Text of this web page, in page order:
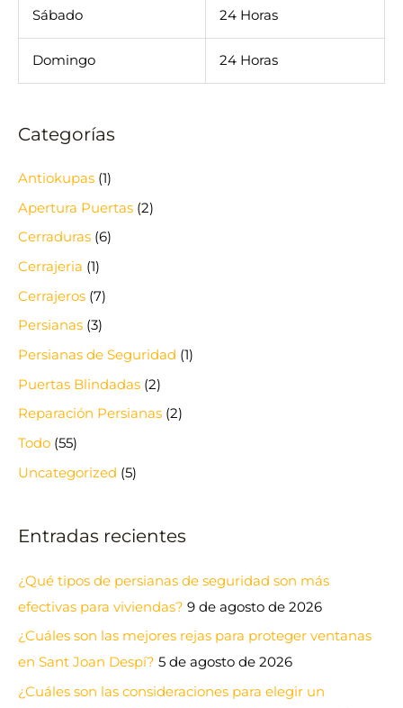
Sábado 24 Horas
Domingo 24 Horas
Categorías
Antiokupas (1)
Apertura Puertas (2)
Cerraduras (6)
Cerrajeria (1)
Cerrajeros (7)
Persianas (3)
Persianas de Seguridad (1)
Puertas Blindadas (2)
Reparación Persianas (2)
Todo (55)
Uncategorized (5)
Entradas recientes
¿Qué tipos de persianas de seguridad son más
efectivas para viviendas? 9 de agosto de 2026
¿Cuáles son las mejores rejas para proteger ventanas
en Sant Joan Despí? 5 de agosto de 2026
¿Cuáles son las consideraciones para elegir un